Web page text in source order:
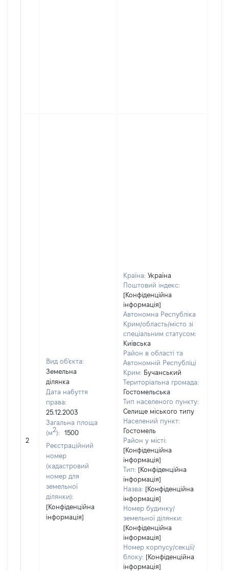
2
Вид об'єкта:
Земельна
ділянка
Дата набуття
права:
25.12.2003
Загальна площа
(м2):
1500
Реєстраційний
номер
(кадастровий
номер для
земельної
ділянки):
[Конфіденційна
інформація]
Країна: Україна
Поштовий індекс:
[Конфіденційна
інформація]
Автономна Республіка
Крим/область/місто зі
спеціальним статусом:
Київська
Район в області та
Автономній Республіці
Крим: Бучанський
Територіальна громада:
Гостомельська
Тип населеного пункту:
Селище міського типу
Населений пункт:
Гостомель
Район у місті:
[Конфіденційна
інформація]
Тип: [Конфіденційна
інформація]
Назва: [Конфіденційна
інформація]
Номер будинку/
земельної ділянки:
[Конфіденційна
інформація]
Номер корпусу/секції/
блоку: [Конфіденційна
інформація]